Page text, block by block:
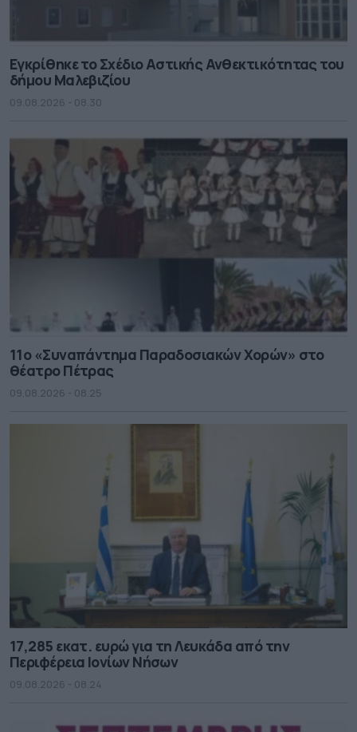
Εγκρίθηκε το Σχέδιο Αστικής Ανθεκτικότητας του
δήμου Μαλεβιζίου
09.08.2026 - 08.30
11ο «Συναπάντημα Παραδοσιακών Χορών» στο
θέατρο Πέτρας
09.08.2026 - 08.25
17,285 εκατ. ευρώ για τη Λευκάδα από την
Περιφέρεια Ιονίων Νήσων
09.08.2026 - 08.24